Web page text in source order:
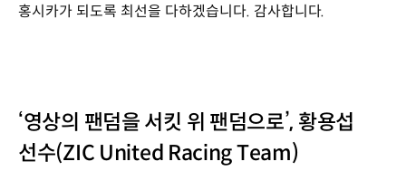
홍시카가 되도록 최선을 다하겠습니다. 감사합니다.
‘영상의 팬덤을 서킷 위 팬덤으로’, 황용섭
선수(ZIC United Racing Team)